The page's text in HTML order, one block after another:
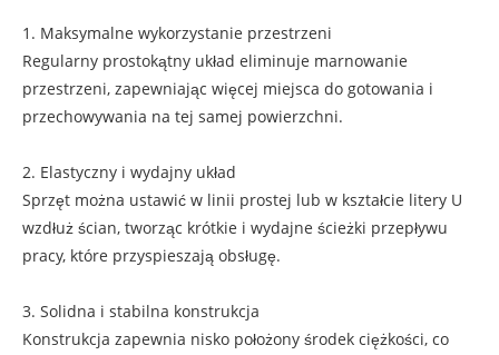
1. Maksymalne wykorzystanie przestrzeni
Regularny prostokątny układ eliminuje marnowanie
przestrzeni, zapewniając więcej miejsca do gotowania i
przechowywania na tej samej powierzchni.
2. Elastyczny i wydajny układ
Sprzęt można ustawić w linii prostej lub w kształcie litery U
wzdłuż ścian, tworząc krótkie i wydajne ścieżki przepływu
pracy, które przyspieszają obsługę.
3. Solidna i stabilna konstrukcja
Konstrukcja zapewnia nisko położony środek ciężkości, co